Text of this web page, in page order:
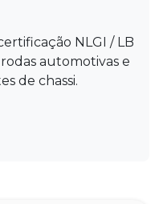
NLGI / LB
automotivas e
de chassi.